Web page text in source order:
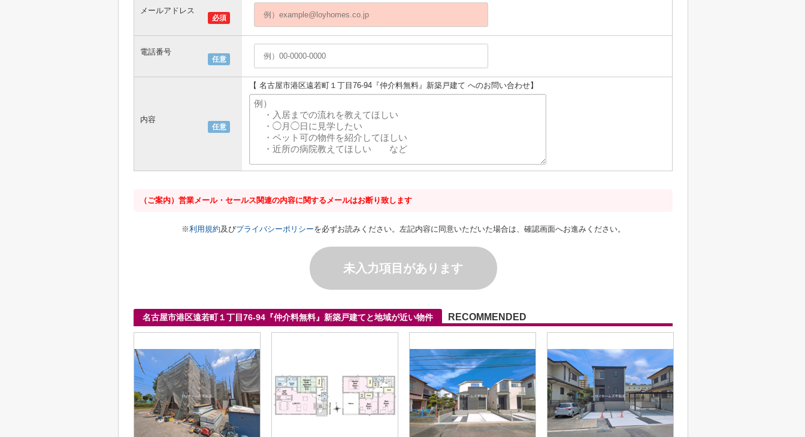
必須
メールアドレス
任意
電話番号
任意
内容
【 名古屋市港区遠若町１丁目76-94『仲介料無料』新築戸建て へのお問い合わせ】
（ご案内）営業メール・セールス関連の内容に関するメールはお断り致します
※利用規約及びプライバシーポリシーを必ずお読みください。左記内容に同意いただいた場合は、確認画面へお進みください。
未入力項目があります
名古屋市港区遠若町１丁目76-94『仲介料無料』新築戸建てと地域が近い物件 RECOMMENDED